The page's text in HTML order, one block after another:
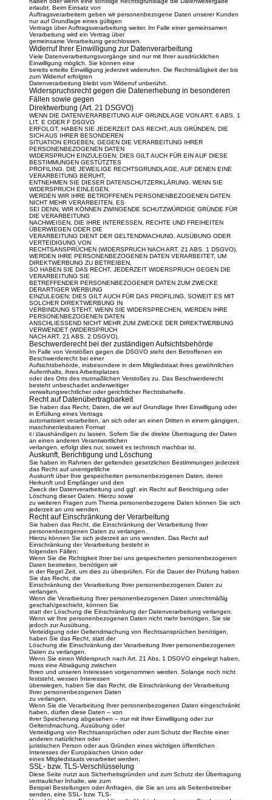
erlaubt. Beim Einsatz von
Auftragsverarbeitern geben wir personenbezogene Daten unserer Kunden
nur auf Grundlage eines gültigen
Vertrags über Auftragsverarbeitung weiter. Im Falle einer gemeinsamen
Verarbeitung wird ein Vertrag über
gemeinsame Verarbeitung geschlossen.
Widerruf Ihrer Einwilligung zur Datenverarbeitung
Viele Datenverarbeitungsvorgänge sind nur mit Ihrer ausdrücklichen
Einwilligung möglich. Sie können eine
bereits erteilte Einwilligung jederzeit widerrufen. Die Rechtmäßigkeit der bis
zum Widerruf erfolgten
Datenverarbeitung bleibt vom Widerruf unberührt.
Widerspruchsrecht gegen die Datenerhebung in besonderen
Fällen sowie gegen
Direktwerbung (Art. 21 DSGVO)
WENN DIE DATENVERARBEITUNG AUF GRUNDLAGE VON ART. 6 ABS. 1
LIT. E ODER F DSGVO
ERFOLGT, HABEN SIE JEDERZEIT DAS RECHT, AUS GRÜNDEN, DIE
SICH AUS IHRER BESONDEREN
SITUATION ERGEBEN, GEGEN DIE VERARBEITUNG IHRER
PERSONENBEZOGENEN DATEN
WIDERSPRUCH EINZULEGEN; DIES GILT AUCH FÜR EIN AUF DIESE
BESTIMMUNGEN GESTÜTZTES
PROFILING. DIE JEWEILIGE RECHTSGRUNDLAGE, AUF DENEN EINE
VERARBEITUNG BERUHT,
ENTNEHMEN SIE DIESER DATENSCHUTZERKLÄRUNG. WENN SIE
WIDERSPRUCH EINLEGEN,
WERDEN WIR IHRE BETROFFENEN PERSONENBEZOGENEN DATEN
NICHT MEHR VERARBEITEN, ES
SEI DENN, WIR KÖNNEN ZWINGENDE SCHUTZWÜRDIGE GRÜNDE FÜR
DIE VERARBEITUNG
NACHWEISEN, DIE IHRE INTERESSEN, RECHTE UND FREIHEITEN
ÜBERWIEGEN ODER DIE
VERARBEITUNG DIENT DER GELTENDMACHUNG, AUSÜBUNG ODER
VERTEIDIGUNG VON
RECHTSANSPRÜCHEN (WIDERSPRUCH NACH ART. 21 ABS. 1 DSGVO).
WERDEN IHRE PERSONENBEZOGENEN DATEN VERARBEITET, UM
DIREKTWERBUNG ZU BETREIBEN,
SO HABEN SIE DAS RECHT, JEDERZEIT WIDERSPRUCH GEGEN DIE
VERARBEITUNG SIE
BETREFFENDER PERSONENBEZOGENER DATEN ZUM ZWECKE
DERARTIGER WERBUNG
EINZULEGEN; DIES GILT AUCH FÜR DAS PROFILING, SOWEIT ES MIT
SOLCHER DIREKTWERBUNG IN
VERBINDUNG STEHT. WENN SIE WIDERSPRECHEN, WERDEN IHRE
PERSONENBEZOGENEN DATEN
ANSCHLIESSEND NICHT MEHR ZUM ZWECKE DER DIREKTWERBUNG
VERWENDET (WIDERSPRUCH
NACH ART. 21 ABS. 2 DSGVO).
Beschwerderecht bei der zuständigen Aufsichtsbehörde
Im Falle von Verstößen gegen die DSGVO steht den Betroffenen ein
Beschwerderecht bei einer
Aufsichtsbehörde, insbesondere in dem Mitgliedstaat ihres gewöhnlichen
Aufenthalts, ihres Arbeitsplatzes
oder des Orts des mutmaßlichen Verstoßes zu. Das Beschwerderecht
besteht unbeschadet anderweitiger
verwaltungsrechtlicher oder gerichtlicher Rechtsbehelfe.
Recht auf Datenübertragbarkeit
Sie haben das Recht, Daten, die wir auf Grundlage Ihrer Einwilligung oder
in Erfüllung eines Vertrags
automatisiert verarbeiten, an sich oder an einen Dritten in einem gängigen,
maschinenlesbaren Format
6 / 10aushändigen zu lassen. Sofern Sie die direkte Übertragung der Daten
an einen anderen Verantwortlichen
verlangen, erfolgt dies nur, soweit es technisch machbar ist.
Auskunft, Berichtigung und Löschung
Sie haben im Rahmen der geltenden gesetzlichen Bestimmungen jederzeit
das Recht auf unentgeltliche
Auskunft über Ihre gespeicherten personenbezogenen Daten, deren
Herkunft und Empfänger und den
Zweck der Datenverarbeitung und ggf. ein Recht auf Berichtigung oder
Löschung dieser Daten. Hierzu sowie
zu weiteren Fragen zum Thema personenbezogene Daten können Sie sich
jederzeit an uns wenden.
Recht auf Einschränkung der Verarbeitung
Sie haben das Recht, die Einschränkung der Verarbeitung Ihrer
personenbezogenen Daten zu verlangen.
Hierzu können Sie sich jederzeit an uns wenden. Das Recht auf
Einschränkung der Verarbeitung besteht in
folgenden Fällen:
Wenn Sie die Richtigkeit Ihrer bei uns gespeicherten personenbezogenen
Daten bestreiten, benötigen wir
in der Regel Zeit, um dies zu überprüfen. Für die Dauer der Prüfung haben
Sie das Recht, die
Einschränkung der Verarbeitung Ihrer personenbezogenen Daten zu
verlangen.
Wenn die Verarbeitung Ihrer personenbezogenen Daten unrechtmäßig
geschah/geschieht, können Sie
statt der Löschung die Einschränkung der Datenverarbeitung verlangen.
Wenn wir Ihre personenbezogenen Daten nicht mehr benötigen, Sie sie
jedoch zur Ausübung,
Verteidigung oder Geltendmachung von Rechtsansprüchen benötigen,
haben Sie das Recht, statt der
Löschung die Einschränkung der Verarbeitung Ihrer personenbezogenen
Daten zu verlangen.
Wenn Sie einen Widerspruch nach Art. 21 Abs. 1 DSGVO eingelegt haben,
muss eine Abwägung zwischen
Ihren und unseren Interessen vorgenommen werden. Solange noch nicht
feststeht, wessen Interessen
überwiegen, haben Sie das Recht, die Einschränkung der Verarbeitung
Ihrer personenbezogenen Daten
zu verlangen.
Wenn Sie die Verarbeitung Ihrer personenbezogenen Daten eingeschränkt
haben, dürfen diese Daten – von
ihrer Speicherung abgesehen – nur mit Ihrer Einwilligung oder zur
Geltendmachung, Ausübung oder
Verteidigung von Rechtsansprüchen oder zum Schutz der Rechte einer
anderen natürlichen oder
juristischen Person oder aus Gründen eines wichtigen öffentlichen
Interesses der Europäischen Union oder
eines Mitgliedstaats verarbeitet werden.
SSL- bzw. TLS-Verschlüsselung
Diese Seite nutzt aus Sicherheitsgründen und zum Schutz der Übertragung
vertraulicher Inhalte, wie zum
Beispiel Bestellungen oder Anfragen, die Sie an uns als Seitenbetreiber
senden, eine SSL- bzw. TLS-